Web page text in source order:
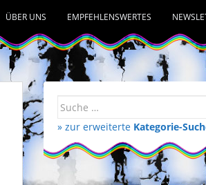
ÜBER UNS EMPFEHLENSWERTES
Suche
» zur erweiterte Kategorie-